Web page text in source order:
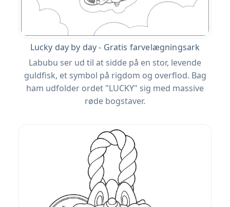
Lucky day by day - Gratis farvelægningsark
Labubu ser ud til at sidde på en stor, levende
guldfisk, et symbol på rigdom og overflod. Bag
ham udfolder ordet "LUCKY" sig med massive
røde bogstaver.